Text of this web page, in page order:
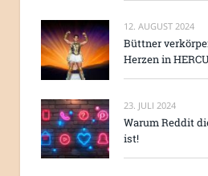
12. AUGUST 2024
Büttner
Herzen in
23. JULI 2024
Warum Reddit
ist!